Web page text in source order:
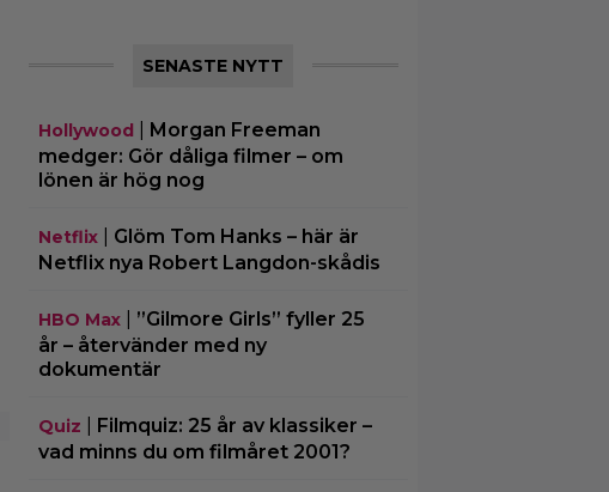
SENASTE NYTT
Hollywood
Morgan Freeman
medger: Gör dåliga filmer – om
lönen är hög nog
Netflix| Glöm Tom Hanks – här är
Netflix nya Robert Langdon-skådis
HBO Max| ”Gilmore Girls” fyller 25
år – återvänder med ny
dokumentär
Quiz
Filmquiz: 25 år av klassiker –
vad minns du om filmåret 2001?